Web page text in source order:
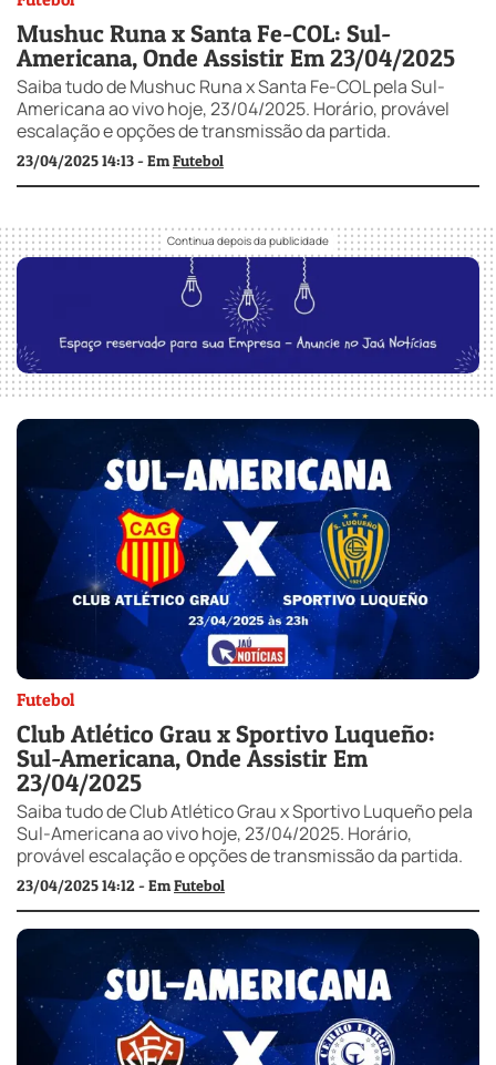
Mushuc Runa x Santa Fe-COL: Sul-
Americana, Onde Assistir Em 23/04/2025
Saiba tudo de Mushuc Runa x Santa Fe-COL pela Sul-
Americana ao vivo hoje, 23/04/2025. Horário, provável
escalação e opções de transmissão da partida.
23/04/2025 14:13 - EmFutebol
Futebol
Club Atlético Grau x Sportivo Luqueño:
Sul-Americana, Onde Assistir Em
23/04/2025
Saiba tudo de Club Atlético Grau x Sportivo Luqueño pela
Sul-Americana ao vivo hoje, 23/04/2025. Horário,
provável escalação e opções de transmissão da partida.
23/04/2025 14:12 - EmFutebol